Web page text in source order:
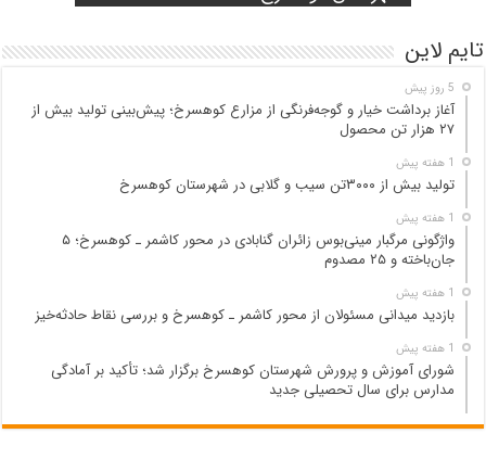
تایم لاین
5 روز پیش
آغاز برداشت خیار و گوجه‌فرنگی از مزارع کوهسرخ؛ پیش‌بینی تولید بیش از
۲۷ هزار تن محصول
1 هفته پیش
تولید بیش از ۳۰۰۰تن سیب و گلابی در شهرستان کوهسرخ
1 هفته پیش
واژگونی مرگبار مینی‌بوس زائران گنابادی در محور کاشمر ـ کوهسرخ؛ ۵
جان‌باخته و ۲۵ مصدوم
1 هفته پیش
بازدید میدانی مسئولان از محور کاشمر ـ کوهسرخ و بررسی نقاط حادثه‌خیز
1 هفته پیش
شورای آموزش و پرورش شهرستان کوهسرخ برگزار شد؛ تأکید بر آمادگی
مدارس برای سال تحصیلی جدید